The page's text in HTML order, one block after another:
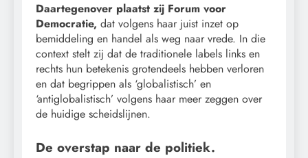
Daartegenover plaatst zij Forum voor
Democratie, dat volgens haar juist inzet op
bemiddeling en handel als weg naar vrede. In die
context stelt zij dat de traditionele labels links en
rechts hun betekenis grotendeels hebben verloren
en dat begrippen als ‘globalistisch’ en
‘antiglobalistisch’ volgens haar meer zeggen over
de huidige scheidslijnen.
De overstap naar de politiek.